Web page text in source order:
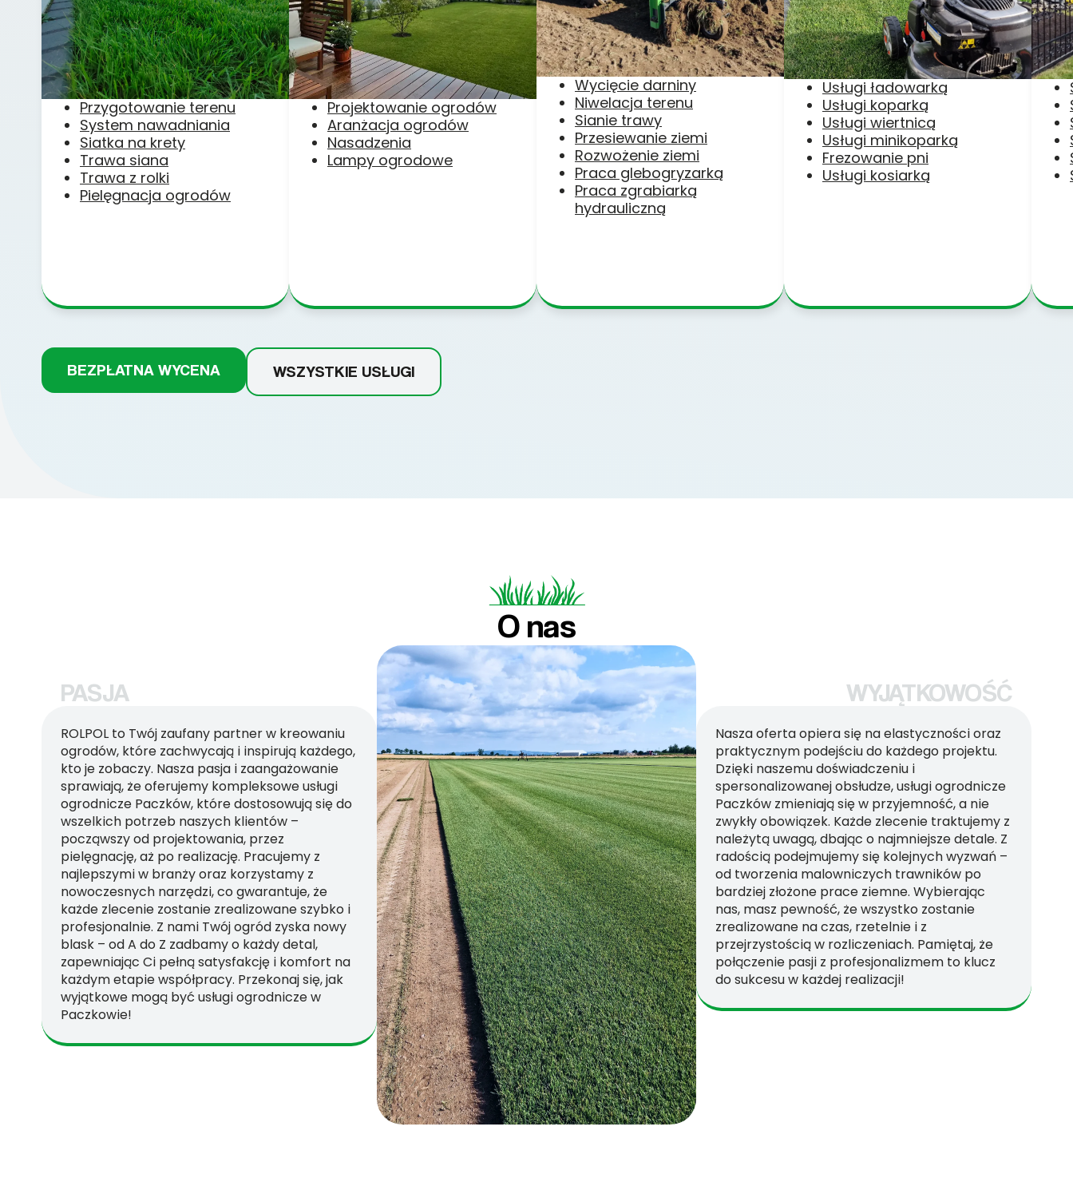
Przygotowanie terenu
System nawadniania
Siatka na krety
Trawa siana
Trawa z rolki
Pielęgnacja ogrodów
Projektowanie ogrodów
Aranżacja ogrodów
Nasadzenia
Lampy ogrodowe
Wycięcie darniny
Niwelacja terenu
Sianie trawy
Przesiewanie ziemi
Rozwożenie ziemi
Praca glebogryzarką
Praca zgrabiarką
hydrauliczną
Usługi ładowarką
Usługi koparką
Usługi wiertnicą
Usługi minikoparką
Frezowanie pni
Usługi kosiarką
BEZPŁATNA WYCENA WSZYSTKIE USŁUGI
O nas
PASJA
ROLPOL to Twój zaufany partner w kreowaniu
ogrodów, które zachwycają i inspirują każdego,
kto je zobaczy. Nasza pasja i zaangażowanie
sprawiają, że oferujemy kompleksowe usługi
ogrodnicze Paczków, które dostosowują się do
wszelkich potrzeb naszych klientów –
począwszy od projektowania, przez
pielęgnację, aż po realizację. Pracujemy z
najlepszymi w branży oraz korzystamy z
nowoczesnych narzędzi, co gwarantuje, że
każde zlecenie zostanie zrealizowane szybko i
profesjonalnie. Z nami Twój ogród zyska nowy
blask – od A do Z zadbamy o każdy detal,
zapewniając Ci pełną satysfakcję i komfort na
każdym etapie współpracy. Przekonaj się, jak
wyjątkowe mogą być usługi ogrodnicze w
Paczkowie!
WYJĄTKOWOŚĆ
Nasza oferta opiera się na elastyczności oraz
praktycznym podejściu do każdego projektu.
Dzięki naszemu doświadczeniu i
spersonalizowanej obsłudze, usługi ogrodnicze
Paczków zmieniają się w przyjemność, a nie
zwykły obowiązek. Każde zlecenie traktujemy z
należytą uwagą, dbając o najmniejsze detale. Z
radością podejmujemy się kolejnych wyzwań –
od tworzenia malowniczych trawników po
bardziej złożone prace ziemne. Wybierając
nas, masz pewność, że wszystko zostanie
zrealizowane na czas, rzetelnie i z
przejrzystością w rozliczeniach. Pamiętaj, że
połączenie pasji z profesjonalizmem to klucz
do sukcesu w każdej realizacji!